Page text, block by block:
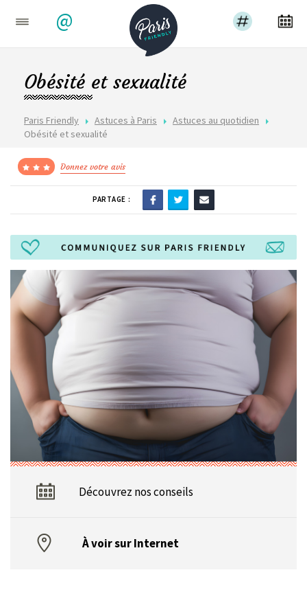
@
Paris Friendly Astuces à Paris
Astuces au quotidien
Obésité et sexualité
Obésité et sexualité
Donnez votre avis
PARTAGE :
Découvrez nos conseils
À voir sur Internet